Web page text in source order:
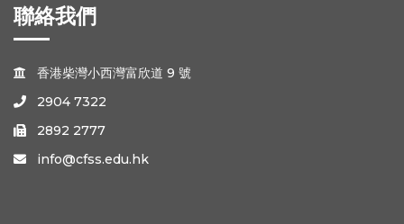
聯絡我們
 香港柴灣小西灣富欣道 9 號
 2904 7322
 2892 2777
 info@cfss.edu.hk